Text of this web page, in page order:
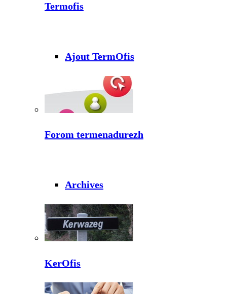
Termofis
Ajout TermOfis
Forom termenadurezh
Archives
KerOfis